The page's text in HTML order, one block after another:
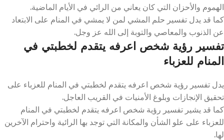
الهموم والأحزان التي كان يعاني من الرائي في الأيام الماضية.
كما قد يدل تفسير حلم المشي لمن لا يمشي في المنام على الابتعاد
عن الذنوب والمعاصي والتوبة إلى الله عز وجل.
تفسير رؤية شخص اعرفه يتقدم لخطبتي في
المنام للعزباء
يدل تفسير رؤية شخص اعرفه يتقدم لخطبتي في المنام للعزباء على
تحقيق الإنجازات وبلوغ الأمنيات في القريب العاجل.
كما قد يشير تفسير رؤية شخص اعرفه يتقدم لخطبتي في المنام
للعزباء على علو الشأن والمكانة التي توجد بها الرائية واحترام الآخرين
لها.